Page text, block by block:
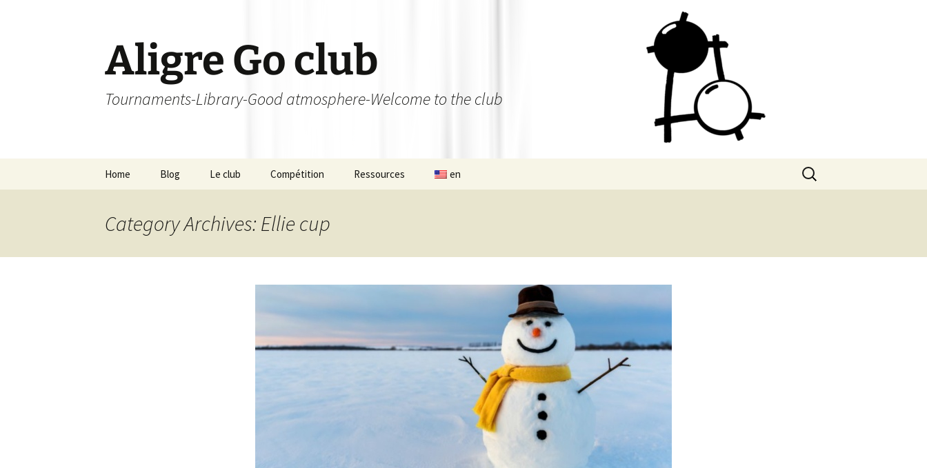
Aligre Go club
Tournaments-Library-Good atmosphere-Welcome to the club
Home Blog Le club Compétition
Championnat d’Aligre
L’Aligroise 2023
L’ Aligroise 2025
Ressources
Calculateur échelle
en
Search
for:
Category Archives: Ellie cup